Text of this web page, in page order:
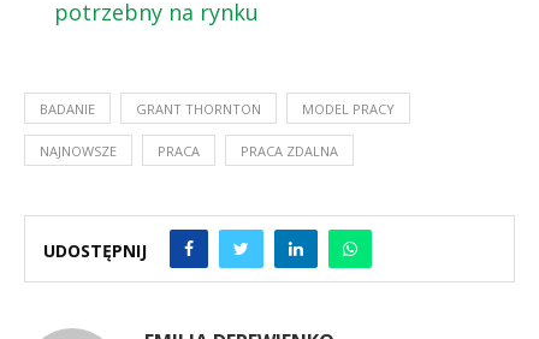
potrzebny na rynku
BADANIE GRANT THORNTON MODEL PRACY
NAJNOWSZE PRACA PRACA ZDALNA
UDOSTĘPNIJ